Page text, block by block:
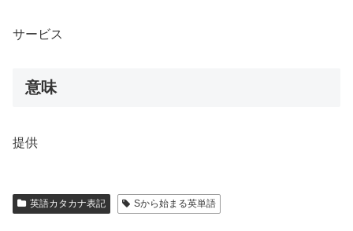
サービス
意味
提供
英語カタカナ表記 Sから始まる英単語